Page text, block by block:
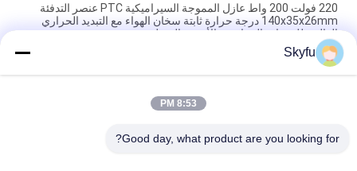
220 فولت 200 واط عازل المموجة السيراميكية PTC عنصر التدفئة
140x35x26mm درجة حرارة ثابتة سخان الهواء مع التبديد الحراري
العالي، للمعدات الصناعية والأجهزة المنزلية
تسخين هواء سخان العنصر المنزل الآمن
48V 200w 75x76x26mm ptc عنصر تسخين مروحة هواء سيراميكية
Skyfu
8:53 PM
Good day, what product are you looking for?